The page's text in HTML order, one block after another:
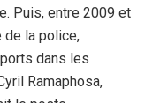
Puis, entre 2009 et
la police,
dans les
Ramaphosa,